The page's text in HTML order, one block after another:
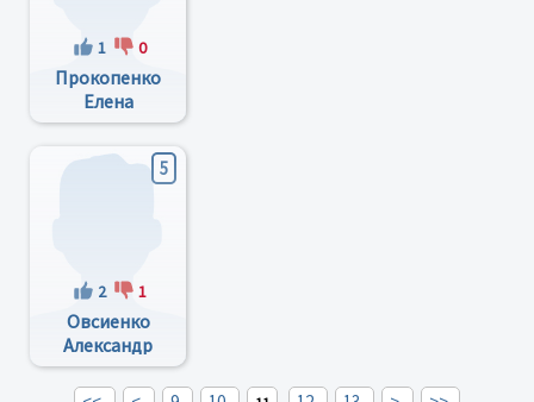
1 0
Прокопенко
Елена
ВЛадимировна
5
2 1
Овсиенко
Александр
Васильевич